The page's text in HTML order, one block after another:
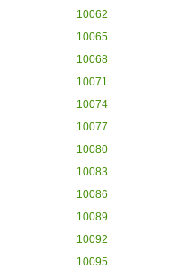
10062
10065
10068
10071
10074
10077
10080
10083
10086
10089
10092
10095